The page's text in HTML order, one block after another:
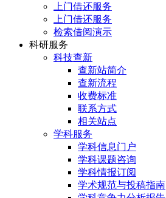
上门借还服务
上门借还服务
检索借阅演示
科研服务
科技查新
查新站简介
查新流程
收费标准
联系方式
相关站点
学科服务
学科信息门户
学科课题咨询
学科情报订阅
学术规范与投稿指南